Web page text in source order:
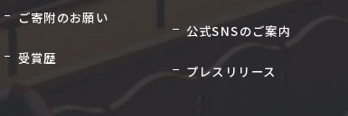
ご寄附のお願い
受賞歴
公式SNSのご案内
プレスリリース